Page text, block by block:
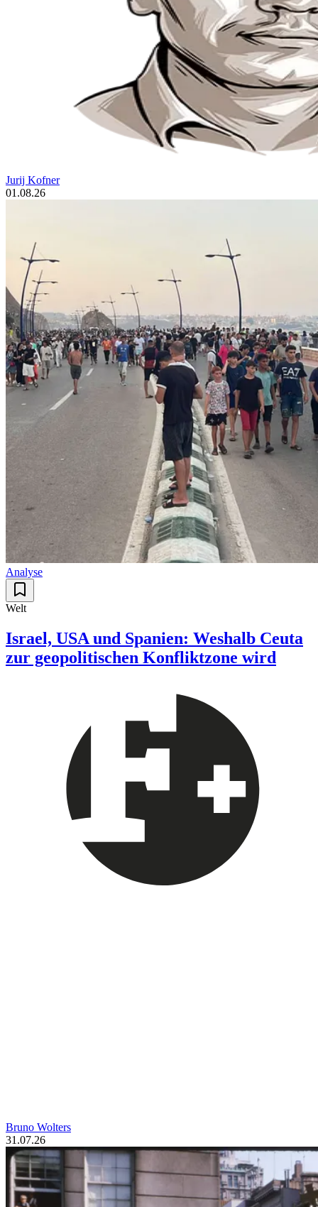
Jurij Kofner
01.08.26
Analyse
Welt
Israel, USA und Spanien: Weshalb Ceuta
zur geopolitischen Konfliktzone wird
Bruno Wolters
31.07.26